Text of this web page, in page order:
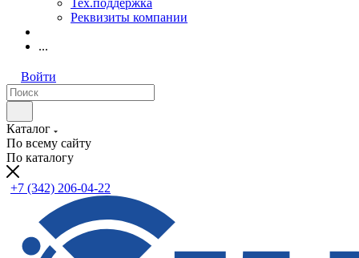
Тех.поддержка
Реквизиты компании
...
Войти
Каталог
По всему сайту
По каталогу
+7 (342) 206-04-22